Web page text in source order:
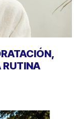
RUTINA